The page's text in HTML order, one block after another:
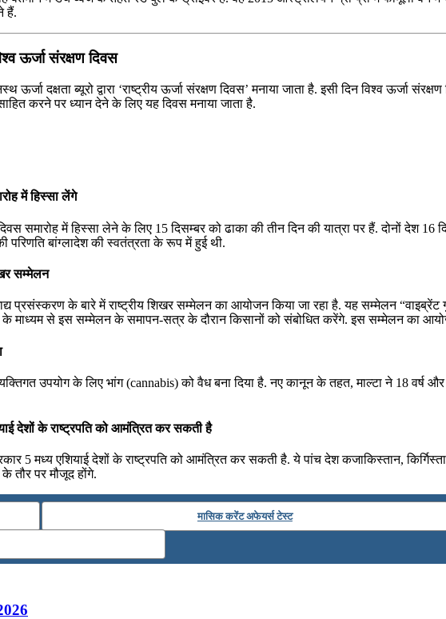
हैं.
ऊर्जा संरक्षण दिवस
दक्षता ब्‍यूरो द्वारा ‘राष्ट्रीय ऊर्जा संरक्षण दिवस’ मनाया जाता है. इसी दिन विश्‍व ऊर्जा
करने पर ध्‍यान देने के लिए यह दिवस मनाया जाता है.
में हिस्‍सा लेंगे
समारोह में हिस्‍सा लेने के लिए 15 दिसम्बर को ढाका की तीन दिन की यात्रा पर हैं. दोनों
परिणति बांग्‍लादेश की स्‍वतंत्रता के रूप में हुई थी.
सम्मेलन
प्रसंस्करण के बारे में राष्ट्रीय शिखर सम्मेलन का आयोजन किया जा रहा है. यह सम्मेलन
के माध्यम से इस सम्मेलन के समापन-सत्र के दौरान किसानों को संबोधित करेंगे. इस सम्‍मेलन का
उपयोग के लिए भांग (cannabis) को वैध बना दिया है. नए कानून के तहत, माल्टा ने 18
देशों के राष्ट्रपति को आमंत्रित कर सकती है
5 मध्य एशियाई देशों के राष्ट्रपति को आमंत्रित कर सकती है. ये पांच देश कजाकिस्तान,
तौर पर मौजूद होंगे.
मासिक करेंट अफेयर्स टेस्ट